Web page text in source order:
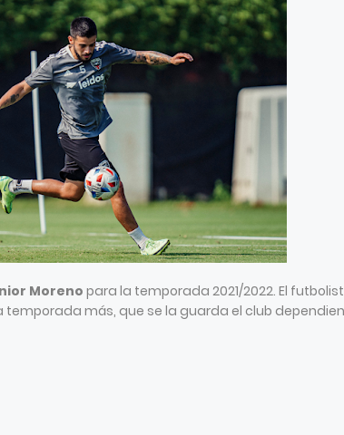
Morenopara la temporada 2021/2022. El
temporada más, que se la guarda el club